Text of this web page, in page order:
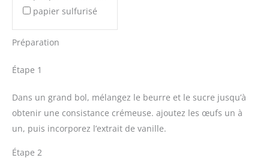
papier sulfurisé
Préparation
Étape 1
Dans un grand bol, mélangez le beurre et le sucre jusqu’à
obtenir une consistance crémeuse. ajoutez les œufs un à
un, puis incorporez l’extrait de vanille.
Étape 2